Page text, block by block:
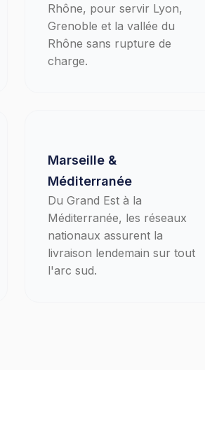
Rhône, pour servir Lyon,
Grenoble et la vallée du
Rhône sans rupture de
charge.
Marseille &
Méditerranée
Du Grand Est à la
Méditerranée, les réseaux
nationaux assurent la
livraison lendemain sur tout
l'arc sud.